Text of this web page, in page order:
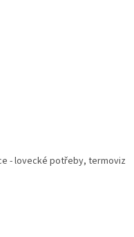
- lovecké potřeby, termoviz